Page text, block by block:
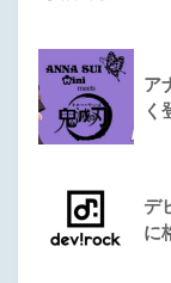
ア
く
デ
に